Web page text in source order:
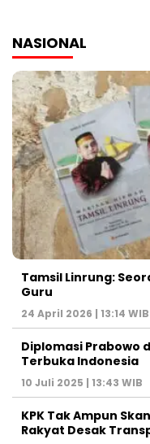
NASIONAL
Tamsil Linrung:
Guru
24 April 2026 | 13:14 WIB
Diplomasi Prabowo
Terbuka Indonesia
10 Juli 2025 | 13:43 WIB
KPK Tak Ampun
Rakyat Desak